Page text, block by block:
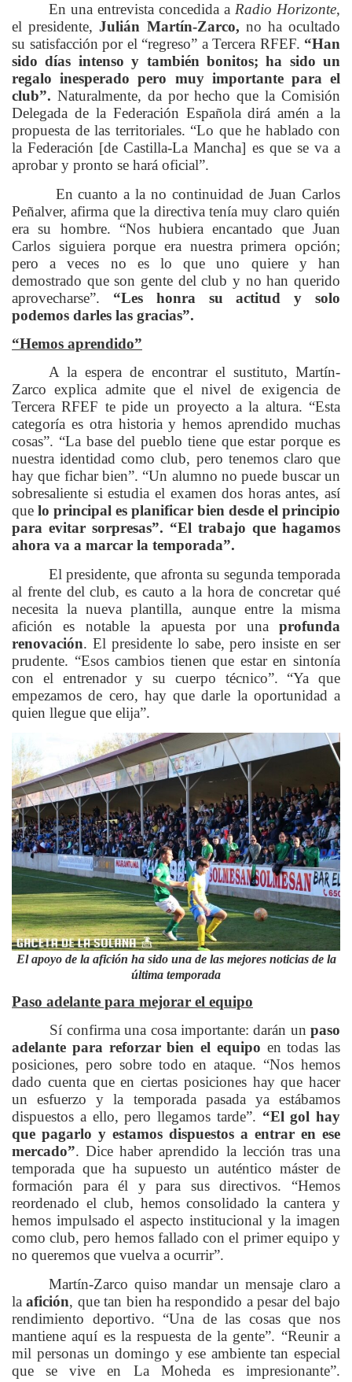
En una entrevista concedida a Radio Horizonte,
el presidente,Julián Martín-Zarco, no ha ocultado
su satisfacción por el “regreso” a Tercera RFEF. “Han
sido días intenso y también bonitos; ha sido un
regalo inesperado pero muy importante para el
club”. Naturalmente, da por hecho que la Comisión
Delegada de la Federación Española dirá amén a la
propuesta de las territoriales. “Lo que he hablado con
la Federación [de Castilla-La Mancha] es que se va a
aprobar y pronto se hará oficial”.
En cuanto a la no continuidad de Juan Carlos
Peñalver, afirma que la directiva tenía muy claro quién
era su hombre. “Nos hubiera encantado que Juan
Carlos siguiera porque era nuestra primera opción;
pero a veces no es lo que uno quiere y han
demostrado que son gente del club y no han querido
aprovecharse”. “Les honra su actitud y solo
podemos darles las gracias”.
“Hemos aprendido”
A la espera de encontrar el sustituto, Martín-
Zarco explica admite que el nivel de exigencia de
Tercera RFEF te pide un proyecto a la altura. “Esta
categoría es otra historia y hemos aprendido muchas
cosas”. “La base del pueblo tiene que estar porque es
nuestra identidad como club, pero tenemos claro que
hay que fichar bien”. “Un alumno no puede buscar un
sobresaliente si estudia el examen dos horas antes, así
que lo principal es planificar bien desde el principio
para evitar sorpresas”. “El trabajo que hagamos
ahora va a marcar la temporada”.
El presidente, que afronta su segunda temporada
al frente del club, es cauto a la hora de concretar qué
necesita la nueva plantilla, aunque entre la misma
afición es notable la apuesta por una profunda
renovación. El presidente lo sabe, pero insiste en ser
prudente. “Esos cambios tienen que estar en sintonía
con el entrenador y su cuerpo técnico”. “Ya que
empezamos de cero, hay que darle la oportunidad a
quien llegue que elija”.
El apoyo de la afición ha sido una de las mejores noticias de la
última temporada
Paso adelante para mejorar el equipo
Sí confirma una cosa importante: darán un paso
adelante para reforzar bien el equipo en todas las
posiciones, pero sobre todo en ataque. “Nos hemos
dado cuenta que en ciertas posiciones hay que hacer
un esfuerzo y la temporada pasada ya estábamos
dispuestos a ello, pero llegamos tarde”. “El gol hay
que pagarlo y estamos dispuestos a entrar en ese
mercado”. Dice haber aprendido la lección tras una
temporada que ha supuesto un auténtico máster de
formación para él y para sus directivos. “Hemos
reordenado el club, hemos consolidado la cantera y
hemos impulsado el aspecto institucional y la imagen
como club, pero hemos fallado con el primer equipo y
no queremos que vuelva a ocurrir”.
Martín-Zarco quiso mandar un mensaje claro a
laafición, que tan bien ha respondido a pesar del bajo
rendimiento deportivo. “Una de las cosas que nos
mantiene aquí es la respuesta de la gente”. “Reunir a
mil personas un domingo y ese ambiente tan especial
que se vive en La Moheda es impresionante”.